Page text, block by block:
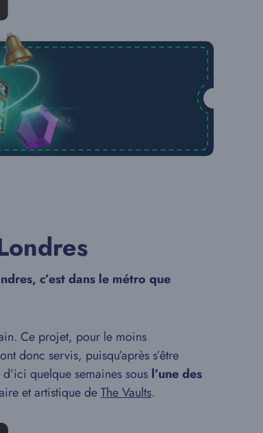
c’est dans le métro que
Ce projet, pour le moins
donc servis, puisqu’après s’être
d’ici quelque semaines sous l’une des
et artistique deThe Vaults.